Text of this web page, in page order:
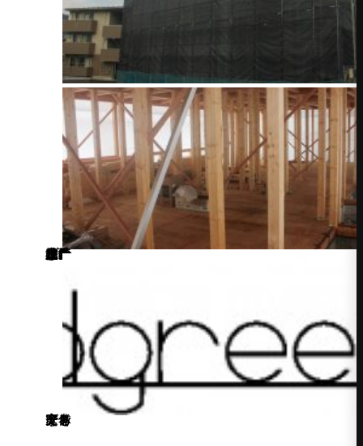
もう1棟の上棟は9月上旬予定です。 完成をお楽しみに♪
家と庭を一体で考えるならアドグリーン